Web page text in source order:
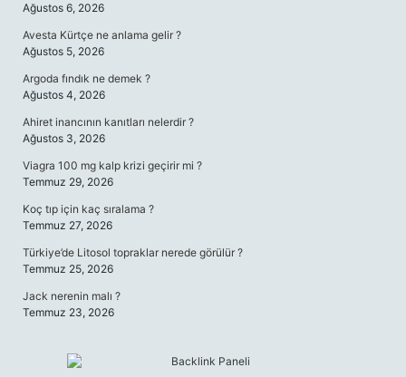
Ağustos 6, 2026
Avesta Kürtçe ne anlama gelir ?
Ağustos 5, 2026
Argoda fındık ne demek ?
Ağustos 4, 2026
Ahiret inancının kanıtları nelerdir ?
Ağustos 3, 2026
Viagra 100 mg kalp krizi geçirir mi ?
Temmuz 29, 2026
Koç tıp için kaç sıralama ?
Temmuz 27, 2026
Türkiye’de Litosol topraklar nerede görülür ?
Temmuz 25, 2026
Jack nerenin malı ?
Temmuz 23, 2026